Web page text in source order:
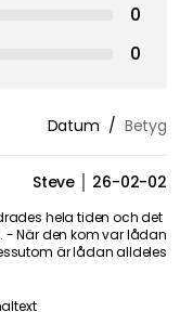
0
0
Datum Betyg
Steve 26-02-02
hela tiden och det
- När den kom var lådan
är lådan alldeles